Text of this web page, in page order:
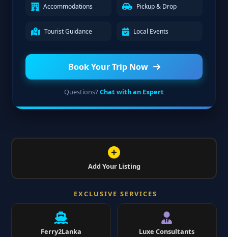
Accommodations Pickup & Drop
Tourist Guidance Local Events
Book Your Trip Now
Questions? Chat with an Expert
Add Your Listing
EXCLUSIVE SERVICES
Ferry2Lanka Luxe Consultants